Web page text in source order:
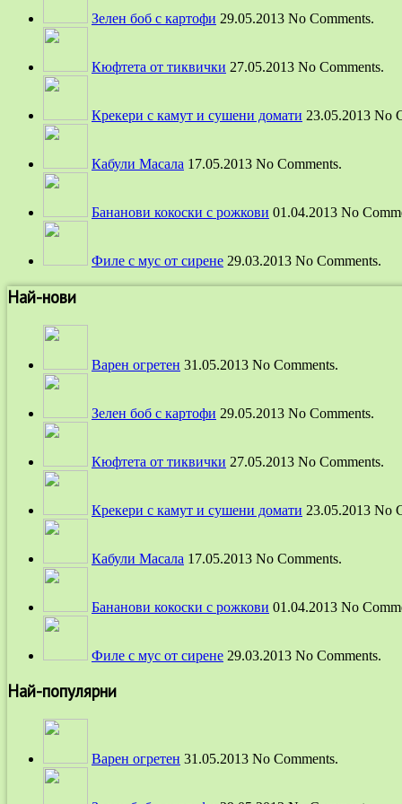
Зелен боб с картофи 29.05.2013 No Comments.
Кюфтета от тиквички 27.05.2013 No Comments.
Крекери с камут и сушени домати 23.05.2013 No
Кабули Масала 17.05.2013 No Comments.
Бананови кокоски с рожкови 01.04.2013 No
Филе с мус от сирене 29.03.2013 No Comments.
Най-нови
Варен огретен 31.05.2013 No Comments.
Зелен боб с картофи 29.05.2013 No Comments.
Кюфтета от тиквички 27.05.2013 No Comments.
Крекери с камут и сушени домати 23.05.2013 No
Кабули Масала 17.05.2013 No Comments.
Бананови кокоски с рожкови 01.04.2013 No
Филе с мус от сирене 29.03.2013 No Comments.
Най-популярни
Варен огретен 31.05.2013 No Comments.